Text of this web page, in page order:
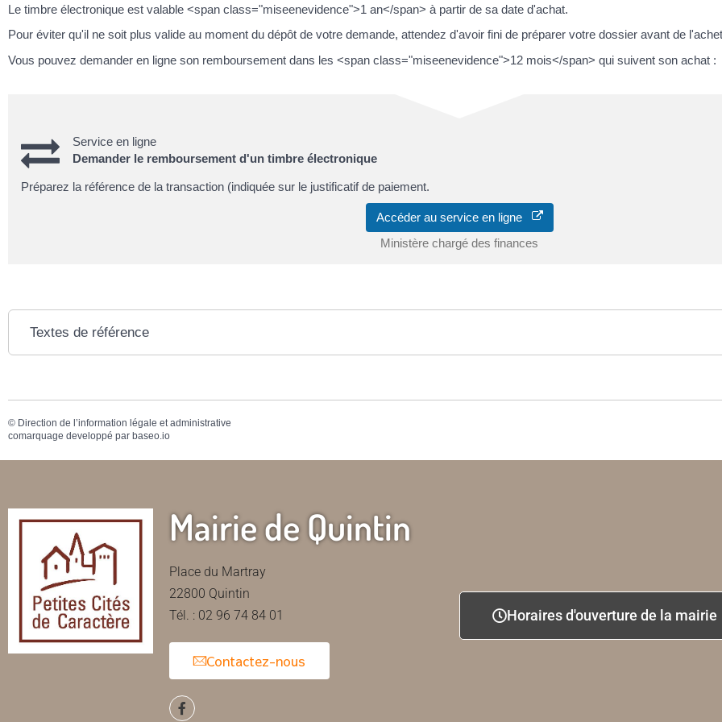
Le timbre électronique est valable <span class="miseenevidence">1 an</span> à partir de sa date d'achat.
Pour éviter qu'il ne soit plus valide au moment du dépôt de votre demande, attendez d'avoir fini de préparer votre dossier avant de
Vous pouvez demander en ligne son remboursement dans les <span class="miseenevidence">12 mois</span> qui suivent son achat :
Service en ligne
Demander le remboursement d'un timbre électronique
Préparez la référence de la transaction (indiquée sur le justificatif de paiement.
Accéder au service en ligne
Ministère chargé des finances
Textes de référence
© Direction de l’information légale et administrative
comarquage developpé par baseo.io
Mairie de Quintin
Place du Martray
22800 Quintin
Tél. : 02 96 74 84 01
Contactez-nous
Horaires d'ouverture de la mairie